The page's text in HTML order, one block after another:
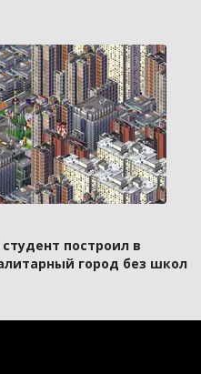
построил в
город без школ